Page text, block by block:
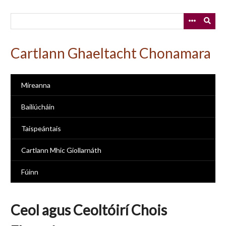
Cartlann Ghaeltacht Chonamara
Míreanna
Bailiúcháin
Taispeántais
Cartlann Mhic Giollarnáth
Fúinn
Ceol agus Ceoltóirí Chois